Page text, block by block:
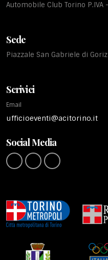
Automobile Club Torino P.IVA
Sede
Piazzale San Gabriele di
Scrivici
Email
ufficioeventi@acitorino.it
Social Media